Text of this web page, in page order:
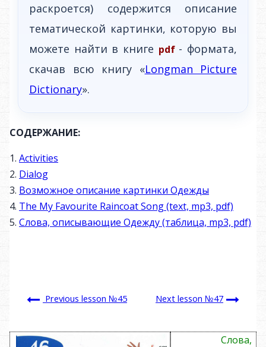
раскроется) содержится описание
тематической картинки, которую вы
можете найти в книге pdf - формата,
скачав всю книгу «Longman Picture
Dictionary».
СОДЕРЖАНИЕ:
1. Activities
2. Dialog
3. Возможное описание картинки Одежды
4. The My Favourite Raincoat Song (text, mp3, pdf)
5. Слова, описывающие Одежду (таблица, mp3, pdf)
Previous lesson №45 Next lesson №47
Слова,